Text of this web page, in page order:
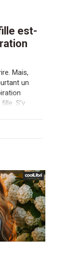
est-
Mais,
un
S’y